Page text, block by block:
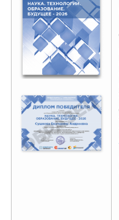
Отзывы
Редколлегия
Правовая
Архив
2025-2019
Архив монографий
2025-2019
Архив конкурсов
2025-2019